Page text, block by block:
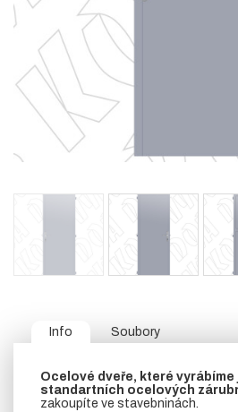
Info Soubory
Ocelové dveře, které
standartních ocelových
zakoupíte ve stavebninách.